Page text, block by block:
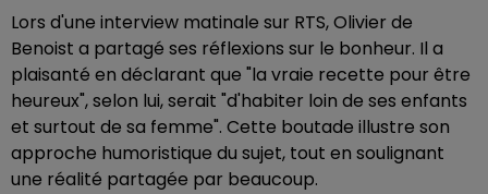
Lors d'une interview matinale sur RTS, Olivier de
Benoist a partagé ses réflexions sur le bonheur. Il a
plaisanté en déclarant que "la vraie recette pour être
heureux", selon lui, serait "d'habiter loin de ses enfants
et surtout de sa femme". Cette boutade illustre son
approche humoristique du sujet, tout en soulignant
une réalité partagée par beaucoup.